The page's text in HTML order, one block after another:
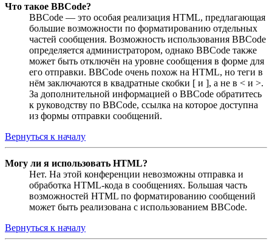
Что такое BBCode?
BBCode — это особая реализация HTML, предлагающая
большие возможности по форматированию отдельных
частей сообщения. Возможность использования BBCode
определяется администратором, однако BBCode также
может быть отключён на уровне сообщения в форме для
его отправки. BBCode очень похож на HTML, но теги в
нём заключаются в квадратные скобки [ и ], а не в < и >.
За дополнительной информацией о BBCode обратитесь
к руководству по BBCode, ссылка на которое доступна
из формы отправки сообщений.
Вернуться к началу
Могу ли я использовать HTML?
Нет. На этой конференции невозможны отправка и
обработка HTML-кода в сообщениях. Большая часть
возможностей HTML по форматированию сообщений
может быть реализована с использованием BBCode.
Вернуться к началу